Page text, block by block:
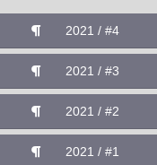
2022 / #3
2022 / #2
2022 / #1
2021 / #4
2021 / #3
2021 / #2
2021 / #1